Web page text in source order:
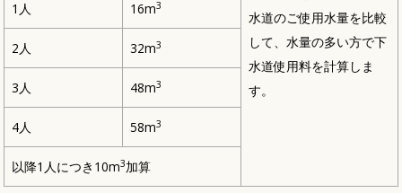
水道のご使用水量を比較
して、水量の多い方で下
水道使用料を計算しま
す。
1人 16m3
2人 32m3
3人 48m3
4人 58m3
以降1人につき10m3加算